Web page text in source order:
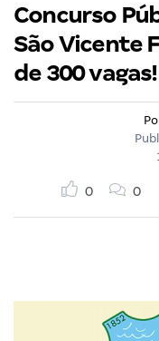
Concurso
São Vicente
de 300 vagas!
0 0